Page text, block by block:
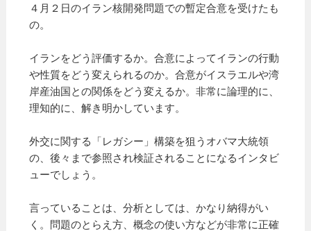
４月２日のイラン核開発問題での暫定合意を受けたも
の。
イランをどう評価するか。合意によってイランの行動
や性質をどう変えられるのか。合意がイスラエルや湾
岸産油国との関係をどう変えるか。非常に論理的に、
理知的に、解き明かしています。
外交に関する「レガシー」構築を狙うオバマ大統領
の、後々まで参照され検証されることになるインタビ
ューでしょう。
言っていることは、分析としては、かなり納得がい
く。問題のとらえ方、概念の使い方などが非常に正確